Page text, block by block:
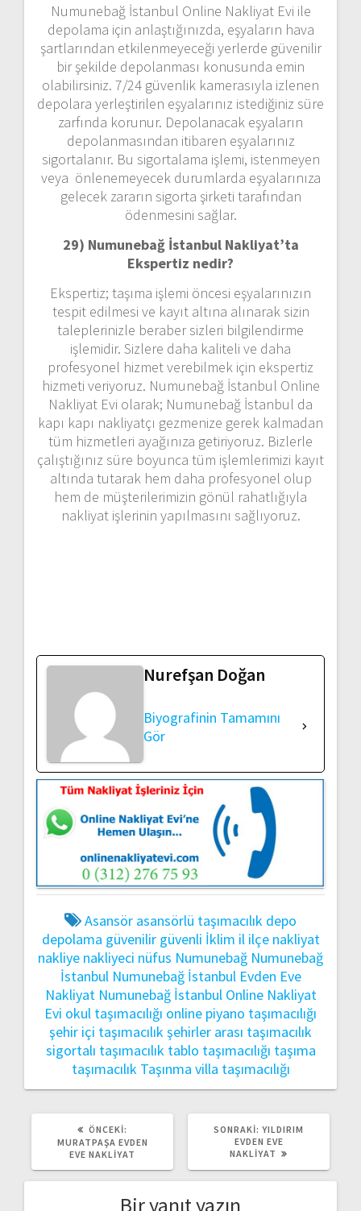
Numunebağ İstanbul Online Nakliyat Evi ile
depolama için anlaştığınızda, eşyaların hava
şartlarından etkilenmeyeceği yerlerde güvenilir
bir şekilde depolanması konusunda emin
olabilirsiniz. 7/24 güvenlik kamerasıyla izlenen
depolara yerleştirilen eşyalarınız istediğiniz süre
zarfında korunur. Depolanacak eşyaların
depolanmasından itibaren eşyalarınız
sigortalanır. Bu sigortalama işlemi, istenmeyen
veya önlenemeyecek durumlarda eşyalarınıza
gelecek zararın sigorta şirketi tarafından
ödenmesini sağlar.
29) Numunebağ İstanbul Nakliyat’ta
Ekspertiz nedir?
Ekspertiz; taşıma işlemi öncesi eşyalarınızın
tespit edilmesi ve kayıt altına alınarak sizin
taleplerinizle beraber sizleri bilgilendirme
işlemidir. Sizlere daha kaliteli ve daha
profesyonel hizmet verebilmek için ekspertiz
hizmeti veriyoruz. Numunebağ İstanbul Online
Nakliyat Evi olarak; Numunebağ İstanbul da
kapı kapı nakliyatçı gezmenize gerek kalmadan
tüm hizmetleri ayağınıza getiriyoruz. Bizlerle
çalıştığınız süre boyunca tüm işlemlerimizi kayıt
altında tutarak hem daha profesyonel olup
hem de müşterilerimizin gönül rahatlığıyla
nakliyat işlerinin yapılmasını sağlıyoruz.
Nurefşan Doğan
Biyografinin Tamamını
Gör
Asansör asansörlü taşımacılık depo
depolama güvenilir güvenli İklim il ilçe nakliyat
nakliye nakliyeci nüfus Numunebağ Numunebağ
İstanbul Numunebağ İstanbul Evden Eve
Nakliyat Numunebağ İstanbul Online Nakliyat
Evi okul taşımacılığı online piyano taşımacılığı
şehir içi taşımacılıkşehirler arası taşımacılık
sigortalı taşımacılık tablo taşımacılığı taşıma
taşımacılık Taşınma villa taşımacılığı
ÖNCEKI:
YAZI:
MURATPAŞA EVDEN
EVE NAKLIYAT
SONRAKI: SONRAKI
YAZI:
YILDIRIM
EVDEN EVE
NAKLIYAT
Bir yanıt yazın